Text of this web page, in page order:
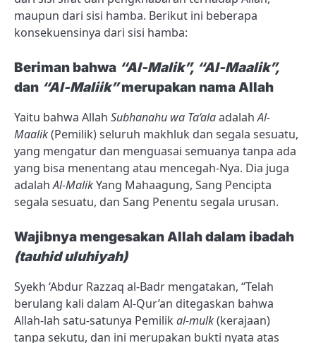
maupun dari sisi hamba. Berikut ini beberapa
konsekuensinya dari sisi hamba:
Beriman bahwa “Al-Malik”, “Al-Maalik”,
dan “Al-Maliik”merupakan nama Allah
Yaitu bahwa Allah Subhanahu wa Ta‘alaadalahAl-
Maalik(Pemilik) seluruh makhluk dan segala sesuatu,
yang mengatur dan menguasai semuanya tanpa ada
yang bisa menentang atau mencegah-Nya. Dia juga
adalahAl-MalikYang Mahaagung, Sang Pencipta
segala sesuatu, dan Sang Penentu segala urusan.
Wajibnya mengesakan Allah dalam ibadah
(tauhid uluhiyah)
Syekh ‘Abdur Razzaq al-Badr mengatakan, “Telah
berulang kali dalam Al-Qur’an ditegaskan bahwa
Allah-lah satu-satunya Pemilikal-mulk(kerajaan)
tanpa sekutu, dan ini merupakan bukti nyata atas